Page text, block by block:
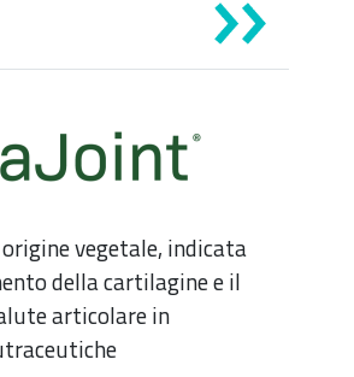
vegetale, indicata
della cartilagine e il
articolare in